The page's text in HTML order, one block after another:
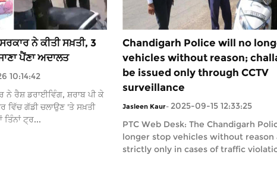
ਨੇ ਕੀਤੀ ਸਖ਼ਤੀ, 3
ਪੈਂਣਾ ਅਦਾਲਤ
10:14:42
ਨੇ ਰੈਸ਼ ਡਰਾਈਵਿੰਗ, ਸ਼ਰਾਬ ਪੀ ਕੇ
ਵਿੱਚ ਗੱਡੀ ਚਲਾਉਣ 'ਤੇ ਸਖ਼ਤੀ
ਟ੍ਰ...
Chandigarh Police will no
vehicles without reason;
be issued only through CCTV
surveillance
Jasleen Kaur- 2025-09-15 12:33:25
PTC Web Desk: The Chandigarh
longer stop vehicles without reason
strictly only in cases of traffic